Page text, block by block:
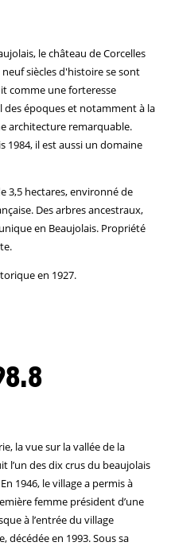
le château de Corcelles
siècles d'histoire se sont
comme une forteresse
des époques et notamment à la
architecture remarquable.
1984, il est aussi un domaine
3,5 hectares, environné de
Des arbres ancestraux,
en Beaujolais. Propriété
en 1927.
la vue sur la vallée de la
l’un des dix crus du beaujolais
1946, le village a permis à
femme président d’une
à l’entrée du village
décédée en 1993. Sous sa